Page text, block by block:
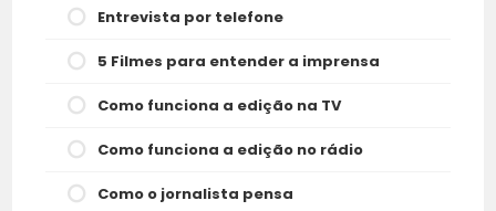
Entrevista por telefone
5 Filmes para entender a imprensa
Como funciona a edição na TV
Como funciona a edição no rádio
Como o jornalista pensa